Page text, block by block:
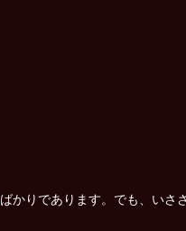
ばかりであります。でも、いさ